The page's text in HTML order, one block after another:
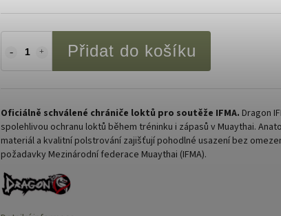
Přidat do košíku
Oficiálně schválené chrániče loktů pro soutěže IFMA. Dragon
spolehlivou ochranu loktů během tréninku i zápasů v Muaythai.
materiál a kvalitní polstrování zajišťují pohodlné usazení bez
požadavky Mezinárodní federace Muaythai (IFMA).